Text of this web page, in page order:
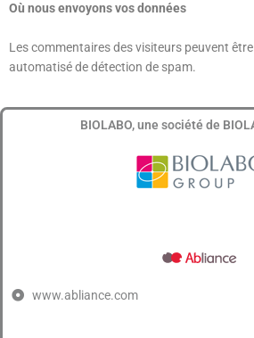
Où nous envoyons vos données
Les commentaires des visiteurs peuvent
automatisé de détection de spam.
BIOLABO, une société de
www.abliance.com